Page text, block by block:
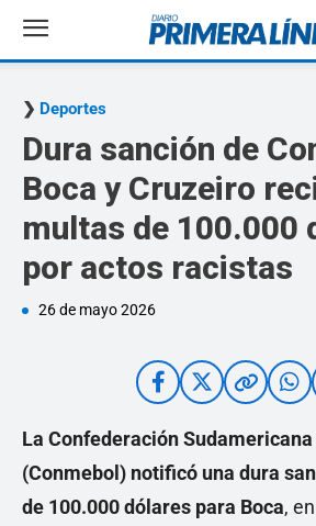
Deportes
Dura sanción de
Boca y Cruzeiro
multas de 100.000
por actos racistas
26 de mayo 2026
La Confederación Sudamericana
(Conmebol) notificó una dura
de 100.000 dólares para Boca,